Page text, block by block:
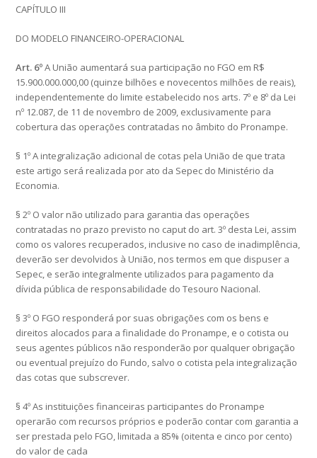
CAPÍTULO III
DO MODELO FINANCEIRO-OPERACIONAL
Art. 6ºA União aumentará sua participação no FGO em R$
15.900.000.000,00 (quinze bilhões e novecentos milhões de reais),
independentemente do limite estabelecido nos arts. 7º e 8º da Lei
nº 12.087, de 11 de novembro de 2009, exclusivamente para
cobertura das operações contratadas no âmbito do Pronampe.
§ 1º A integralização adicional de cotas pela União de que trata
este artigo será realizada por ato da Sepec do Ministério da
Economia.
§ 2º O valor não utilizado para garantia das operações
contratadas no prazo previsto no caput do art. 3º desta Lei, assim
como os valores recuperados, inclusive no caso de inadimplência,
deverão ser devolvidos à União, nos termos em que dispuser a
Sepec, e serão integralmente utilizados para pagamento da
dívida pública de responsabilidade do Tesouro Nacional.
§ 3º O FGO responderá por suas obrigações com os bens e
direitos alocados para a finalidade do Pronampe, e o cotista ou
seus agentes públicos não responderão por qualquer obrigação
ou eventual prejuízo do Fundo, salvo o cotista pela integralização
das cotas que subscrever.
§ 4º As instituições financeiras participantes do Pronampe
operarão com recursos próprios e poderão contar com garantia a
ser prestada pelo FGO, limitada a 85% (oitenta e cinco por cento)
do valor de cada